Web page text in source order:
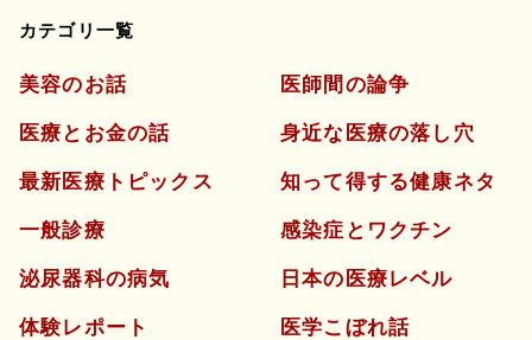
カテゴリ一覧
美容のお話
医療とお金の話
最新医療トピックス
一般診療
泌尿器科の病気
体験レポート
医師間の論争
身近な医療の落し穴
知って得する健康ネタ
感染症とワクチン
日本の医療レベル
医学こぼれ話